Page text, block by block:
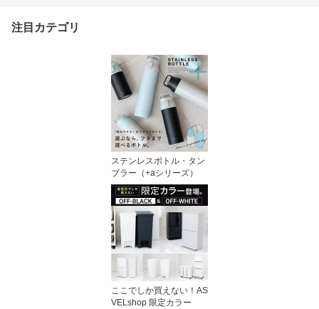
注目カテゴリ
ステンレスボトル・タン
ブラー（+aシリーズ）
ここでしか買えない！AS
VELshop 限定カラー